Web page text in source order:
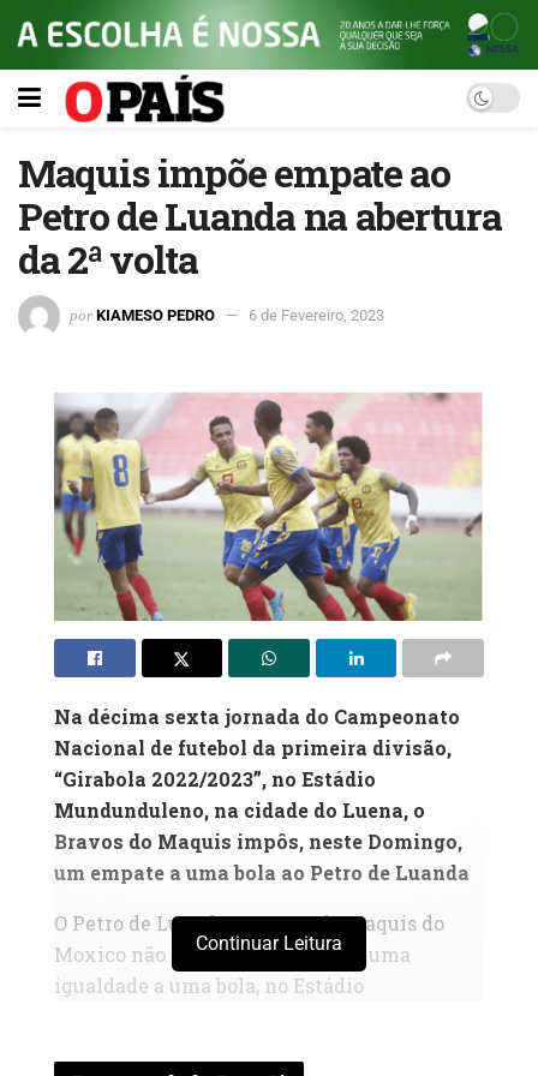
Maquis impõe empate ao
Petro de Luanda na abertura
da 2ª volta
por KIAMESO PEDRO 6 de Fevereiro, 2023
Na décima sexta jornada do Campeonato
Nacional de futebol da primeira divisão,
“Girabola 2022/2023”, no Estádio
Mundunduleno, na cidade do Luena, o
Bravos do Maquis impôs, neste Domingo,
um empate a uma bola ao Petro de Luanda
O Petro de Luanda e Bravos do Maquis do
Moxico não passaram, ontem, de uma
igualdade a uma bola, no Estádio
Continuar Leitura